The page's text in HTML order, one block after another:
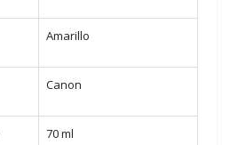
Amarillo
Canon
70 ml